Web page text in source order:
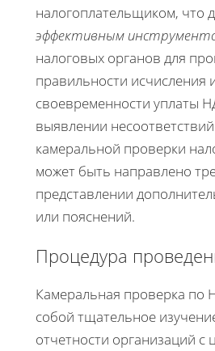
налогоплательщиком, что
эффективным
налоговых органов для
правильности исчисления
своевременности уплаты
выявлении
камеральной проверки
может быть направлено
представлении
или пояснений.
Процедура
Камеральная проверка по
собой тщательное
отчетности организаций